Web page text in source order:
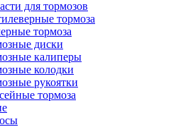
для тормозов
тормоза
тормоза
диски
калиперы
колодки
рукоятки
тормоза